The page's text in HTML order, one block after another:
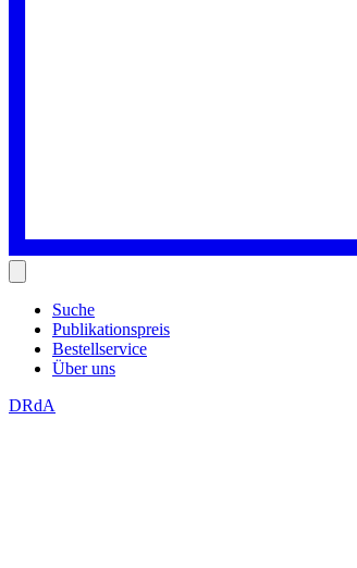
Suche
Publikationspreis
Bestellservice
Über uns
DRdA